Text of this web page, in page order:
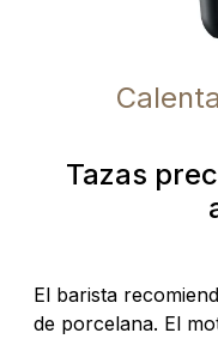
Tazas
El barista
de porcelana. El